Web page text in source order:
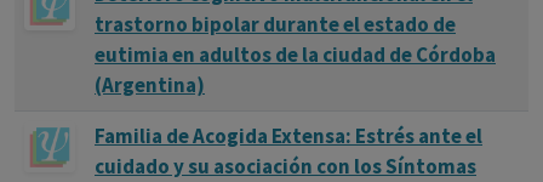
trastorno bipolar durante el estado de
eutimia en adultos de la ciudad de Córdoba
(Argentina)
Familia de Acogida Extensa: Estrés ante el
cuidado y su asociación con los Síntomas